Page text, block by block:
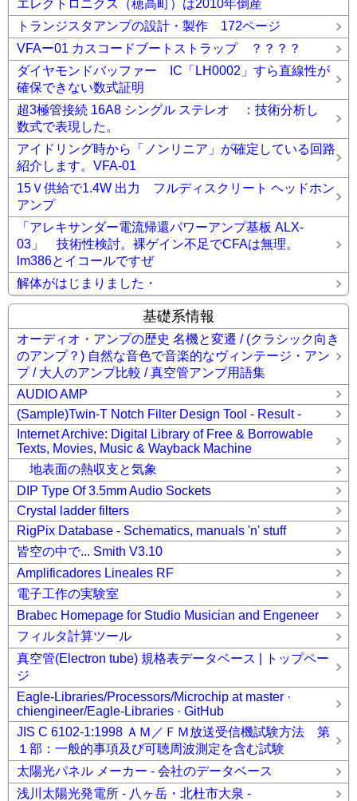
エレクトロニクス（穂高町）は2010年倒産
トランジスタアンプの設計・製作 172ページ
VFAー01 カスコードブートストラップ ？？？？
ダイヤモンドバッファー IC「LH0002」すら直線性が
確保できない数式証明
超3極管接続 16A8 シングル ステレオ ：技術分析し
数式で表現した。
アイドリング時から「ノンリニア」が確定している回路
紹介します。VFA-01
15Ｖ供給で1.4W 出力 フルディスクリート ヘッドホン
アンプ
「アレキサンダー電流帰還パワーアンプ基板 ALX-
03」 技術性検討。裸ゲイン不足でCFAは無理。
lm386とイコールですぜ
解体がはじまりました・
基礎系情報
オーディオ・アンプの歴史 名機と変遷 / (クラシック向き
のアンプ？) 自然な音色で音楽的なヴィンテージ・アン
プ / 大人のアンプ比較 / 真空管アンプ用語集
AUDIO AMP
(Sample)Twin-T Notch Filter Design Tool - Result -
Internet Archive: Digital Library of Free & Borrowable
Texts, Movies, Music & Wayback Machine
地表面の熱収支と気象
DIP Type Of 3.5mm Audio Sockets
Crystal ladder filters
RigPix Database - Schematics, manuals 'n' stuff
皆空の中で... Smith V3.10
Amplificadores Lineales RF
電子工作の実験室
Brabec Homepage for Studio Musician and Engeneer
フィルタ計算ツール
真空管(Electron tube) 規格表データベース | トップペー
ジ
Eagle-Libraries/Processors/Microchip at master ·
chiengineer/Eagle-Libraries · GitHub
JIS C 6102-1:1998 ＡＭ／ＦＭ放送受信機試験方法 第
１部：一般的事項及び可聴周波測定を含む試験
太陽光パネル メーカー - 会社のデータベース
浅川太陽光発電所 - 八ヶ岳・北杜市大泉 -